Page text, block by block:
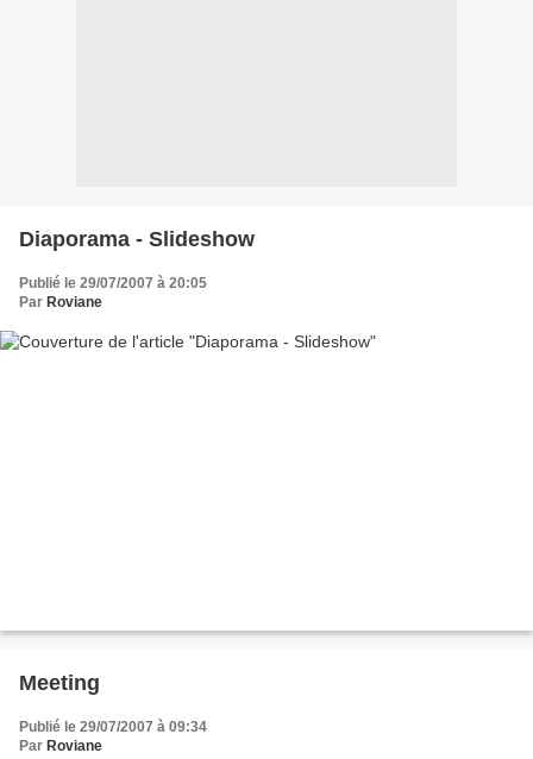
Diaporama - Slideshow
Publié le 29/07/2007 à 20:05
Par Roviane
Meeting
Publié le 29/07/2007 à 09:34
Par Roviane